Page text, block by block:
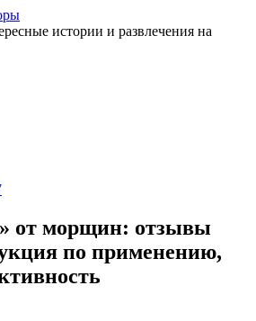
истории и развлечения на
от морщин: отзывы
по применению,